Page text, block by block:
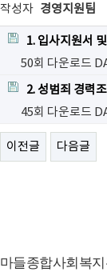
작성자 경영지원팀
1. 입사지원서
50회 다운로드
2. 성범죄 경력
45회 다운로드
이전글 다음글
마들종합사회복